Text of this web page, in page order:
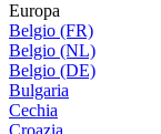
Europa
Belgio (FR)
Belgio (NL)
Belgio (DE)
Bulgaria
Cechia